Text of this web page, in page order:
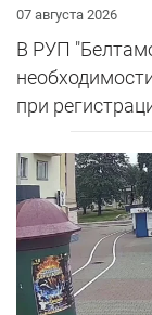
07 августа 2026
В РУП
при